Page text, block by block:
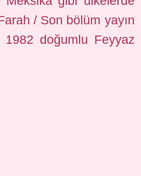
/ Son bölüm yayın
1982 doğumlu Feyyaz